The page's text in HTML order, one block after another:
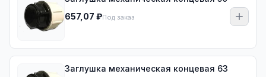
657,07 ₽Под заказ
Заглушка механическая концевая 63